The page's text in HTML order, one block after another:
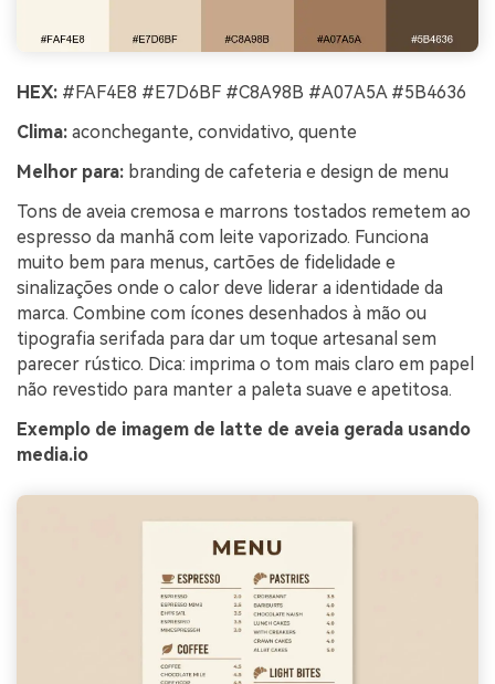
HEX: #FAF4E8 #E7D6BF #C8A98B #A07A5A #5B4636
Clima: aconchegante, convidativo, quente
Melhor para: branding de cafeteria e design de menu
Tons de aveia cremosa e marrons tostados remetem ao
espresso da manhã com leite vaporizado. Funciona
muito bem para menus, cartões de fidelidade e
sinalizações onde o calor deve liderar a identidade da
marca. Combine com ícones desenhados à mão ou
tipografia serifada para dar um toque artesanal sem
parecer rústico. Dica: imprima o tom mais claro em papel
não revestido para manter a paleta suave e apetitosa.
Exemplo de imagem de latte de aveia gerada usando
media.io